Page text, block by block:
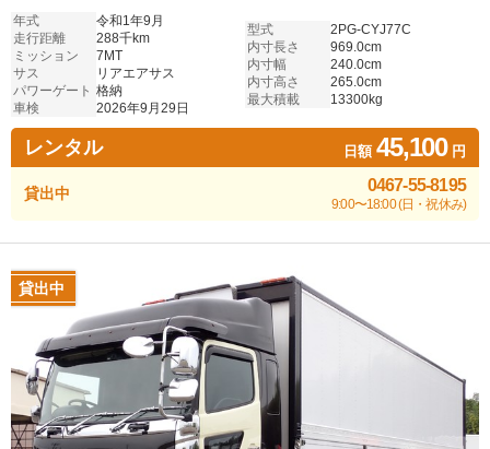
年式
令和1年9月
走行距離
288千km
ミッション
7MT
サス
リアエアサス
パワーゲート 格納
車検
2026年9月29日
型式
2PG-CYJ77C
内寸長さ
969.0cm
内寸幅
240.0cm
内寸高さ
265.0cm
最大積載
13300kg
レンタル 日額45,100円
貸出中 0467-55-8195
9:00〜18:00 (日・祝休み)
貸出中